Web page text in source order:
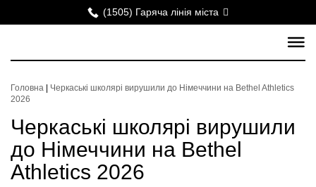
(1505) Гаряча лінія міста
Головна
Черкаські школярі вирушили до Німеччини на Bethel Athletics
2026
Черкаські школярі вирушили
до Німеччини на Bethel
Athletics 2026